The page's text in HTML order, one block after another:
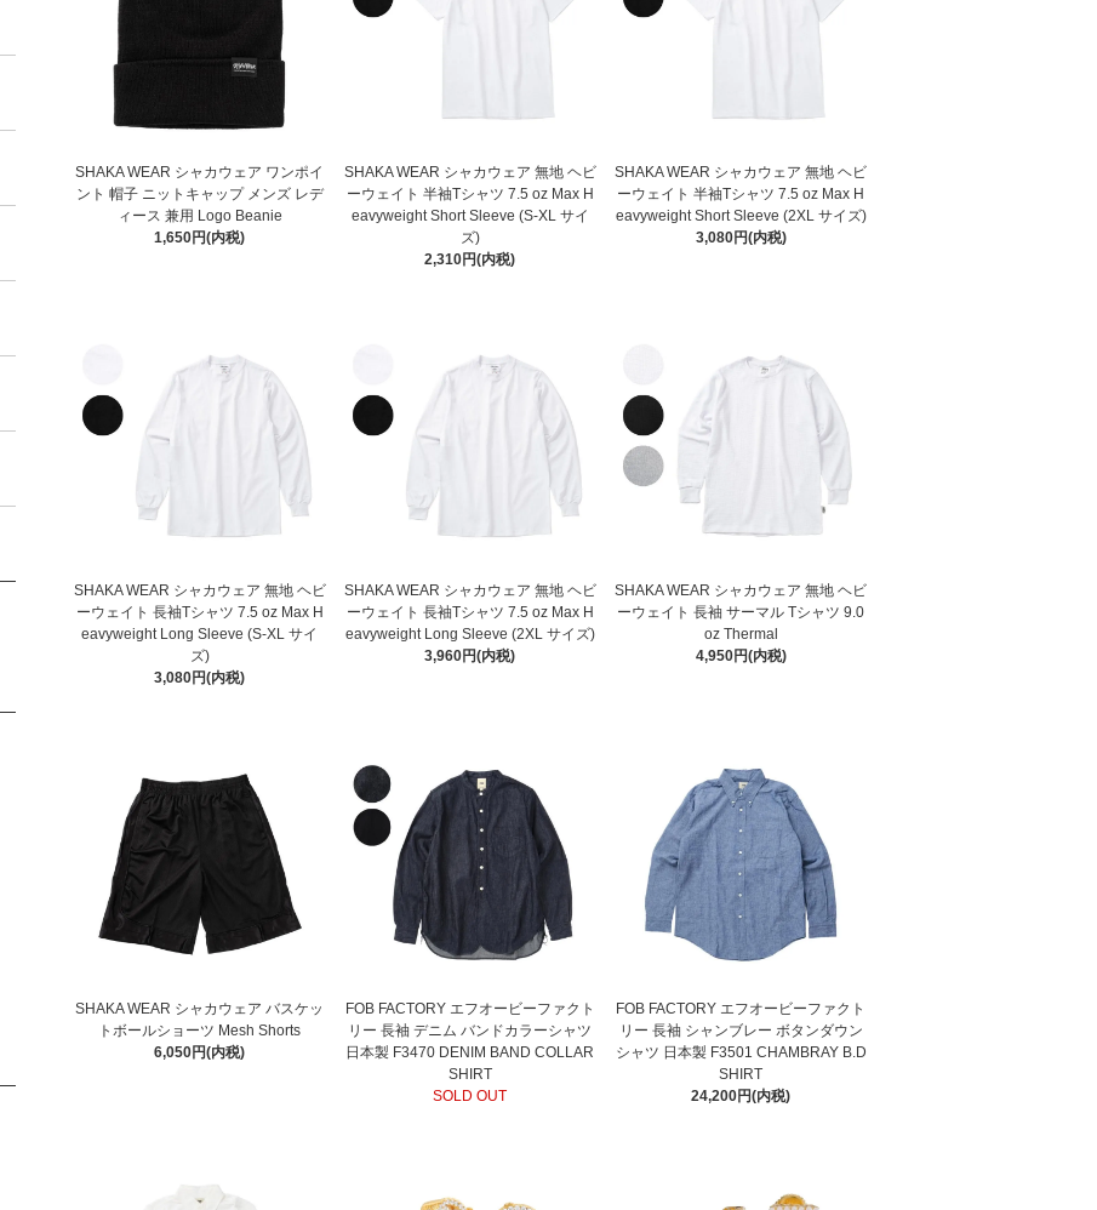
SHAKA WEAR シャカウェア ワンポイ
ント 帽子 ニットキャップ メンズ レデ
ィース 兼用 Logo Beanie
1,650円(内税)
SHAKA WEAR シャカウェア 無地 ヘビ
ーウェイト 半袖Tシャツ 7.5 oz Max H
eavyweight Short Sleeve (S-XL サイ
ズ)
2,310円(内税)
SHAKA WEAR シャカウェア 無地 ヘビ
ーウェイト 半袖Tシャツ 7.5 oz Max H
eavyweight Short Sleeve (2XL サイズ)
3,080円(内税)
SHAKA WEAR シャカウェア 無地 ヘビ
ーウェイト 長袖Tシャツ 7.5 oz Max H
eavyweight Long Sleeve (S-XL サイ
ズ)
3,080円(内税)
SHAKA WEAR シャカウェア 無地 ヘビ
ーウェイト 長袖Tシャツ 7.5 oz Max H
eavyweight Long Sleeve (2XL サイズ)
3,960円(内税)
SHAKA WEAR シャカウェア 無地 ヘビ
ーウェイト 長袖 サーマル Tシャツ 9.0
oz Thermal
4,950円(内税)
SHAKA WEAR シャカウェア バスケッ
トボールショーツ Mesh Shorts
6,050円(内税)
FOB FACTORY エフオービーファクト
リー 長袖 デニム バンドカラーシャツ
日本製 F3470 DENIM BAND COLLAR
SHIRT
SOLD OUT
FOB FACTORY エフオービーファクト
リー 長袖 シャンブレー ボタンダウン
シャツ 日本製 F3501 CHAMBRAY B.D
SHIRT
24,200円(内税)